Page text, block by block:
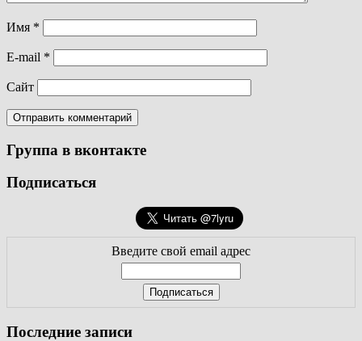
Имя *
E-mail *
Сайт
Группа в вконтакте
Подписаться
Введите свой email адрес
Последние записи